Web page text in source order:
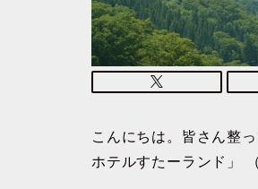
こんにちは。皆さん整
ホテルすたーランド」